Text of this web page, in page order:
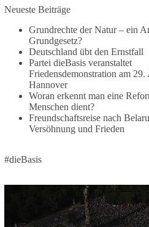
Die Ereignisse in Ceuta zeigen, wie
Menschen zwischen geopolitische
geraten können. Unabhängig
politischen oder diplomatischen
Krise im Einzelnen hatte, eines wird
Wenn Migration als Druckmittel
von Schleusernetzwerken
kann, verlieren am Ende immer die
🟩🟩🟦🟦🟥🟥🟧🟧
dieBasis meint:
instrumentalisiert, verliert den
Neueste Beiträge
Grundrechte der Natur – ein
Grundgesetz?
Deutschland übt den Ernstfall
Partei dieBasis veranstaltet
Friedensdemonstration am 29.
Hannover
Woran erkennt man eine
Menschen dient?
Freundschaftsreise nach
Versöhnung und Frieden
#dieBasis